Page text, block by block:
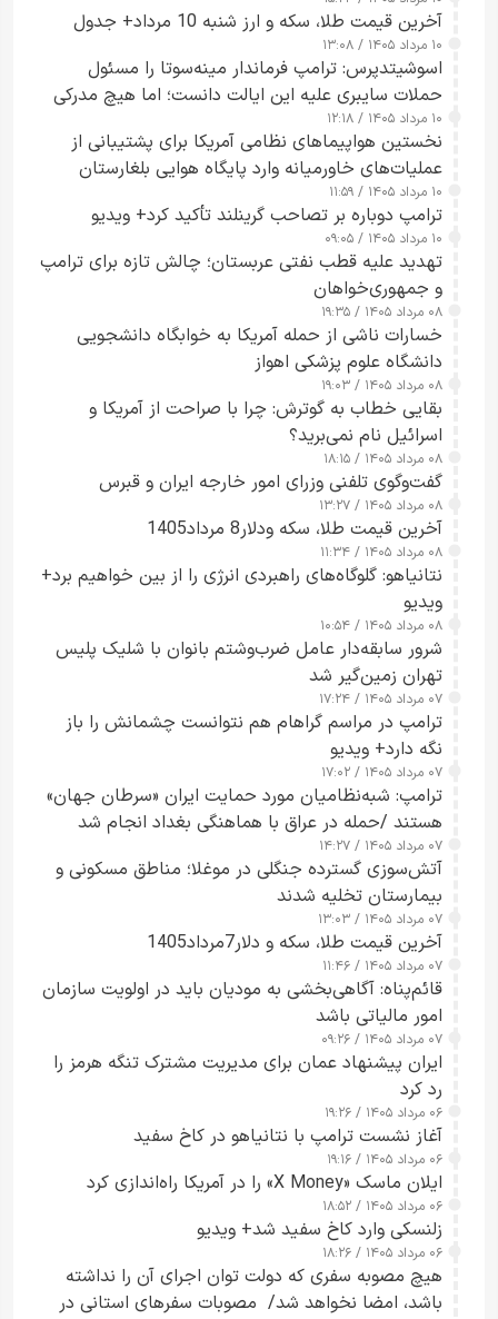
آخرین قیمت طلا، سکه و ارز شنبه 10 مرداد+ جدول
۱۰ مرداد ۱۴۰۵ / ۱۳:۰۸
اسوشیتدپرس: ترامپ فرماندار مینه‌سوتا را مسئول
حملات سایبری علیه این ایالت دانست؛ اما هیچ مدرکی
ارائه نکرد
۱۰ مرداد ۱۴۰۵ / ۱۲:۱۸
نخستین هواپیماهای نظامی آمریکا برای پشتیبانی از
عملیات‌های خاورمیانه وارد پایگاه هوایی بلغارستان
شدند
۱۰ مرداد ۱۴۰۵ / ۱۱:۵۹
ترامپ دوباره بر تصاحب گرینلند تأکید کرد+ ویدیو
۱۰ مرداد ۱۴۰۵ / ۰۹:۰۵
تهدید علیه قطب نفتی عربستان؛ چالش تازه برای ترامپ
و جمهوری‌خواهان
۰۸ مرداد ۱۴۰۵ / ۱۹:۳۵
خسارات ناشی از حمله آمریکا به خوابگاه دانشجویی
دانشگاه علوم پزشکی اهواز
۰۸ مرداد ۱۴۰۵ / ۱۹:۰۳
بقایی خطاب به گوترش: چرا با صراحت از آمریکا و
اسرائیل نام نمی‌برید؟
۰۸ مرداد ۱۴۰۵ / ۱۸:۱۵
گفت‌وگوی تلفنی وزرای امور خارجه ایران و قبرس
۰۸ مرداد ۱۴۰۵ / ۱۳:۲۷
آخرین قیمت طلا، سکه ودلار8 مرداد1405
۰۸ مرداد ۱۴۰۵ / ۱۱:۳۴
نتانیاهو: گلوگاه‌های راهبردی انرژی را از بین خواهیم برد+
ویدیو
۰۸ مرداد ۱۴۰۵ / ۱۰:۵۴
شرور سابقه‌دار عامل ضرب‌وشتم بانوان با شلیک پلیس
تهران زمین‌گیر شد
۰۷ مرداد ۱۴۰۵ / ۱۷:۲۴
ترامپ در مراسم گراهام هم نتوانست چشمانش را باز
نگه دارد+ ویدیو
۰۷ مرداد ۱۴۰۵ / ۱۷:۰۲
ترامپ: شبه‌نظامیان مورد حمایت ایران «سرطان جهان»
هستند /حمله در عراق با هماهنگی بغداد انجام شد
۰۷ مرداد ۱۴۰۵ / ۱۴:۲۷
آتش‌سوزی گسترده جنگلی در موغلا؛ مناطق مسکونی و
بیمارستان تخلیه شدند
۰۷ مرداد ۱۴۰۵ / ۱۳:۰۳
آخرین قیمت طلا، سکه و دلار7مرداد1405
۰۷ مرداد ۱۴۰۵ / ۱۱:۴۶
قائم‌پناه: آگاهی‌بخشی به مودیان باید در اولویت سازمان
امور مالیاتی باشد
۰۷ مرداد ۱۴۰۵ / ۰۹:۲۶
ایران پیشنهاد عمان برای مدیریت مشترک تنگه هرمز را
رد کرد
۰۶ مرداد ۱۴۰۵ / ۱۹:۲۶
آغاز نشست ترامپ با نتانیاهو در کاخ سفید
۰۶ مرداد ۱۴۰۵ / ۱۹:۱۶
ایلان ماسک «X Money» را در آمریکا راه‌اندازی کرد
۰۶ مرداد ۱۴۰۵ / ۱۸:۵۲
زلنسکی وارد کاخ سفید شد+ ویدیو
۰۶ مرداد ۱۴۰۵ / ۱۸:۲۶
هیچ مصوبه سفری که دولت توان اجرای آن را نداشته
باشد، امضا نخواهد شد/ مصوبات سفرهای استانی در